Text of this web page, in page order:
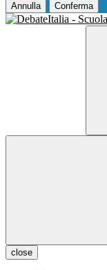
Annulla Conferma
close